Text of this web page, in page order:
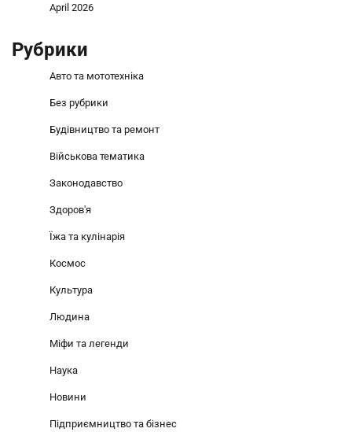
April 2026
Рубрики
Авто та мототехніка
Без рубрики
Будівництво та ремонт
Військова тематика
Законодавство
Здоров'я
Їжа та кулінарія
Космос
Культура
Людина
Міфи та легенди
Наука
Новини
Підприємництво та бізнес